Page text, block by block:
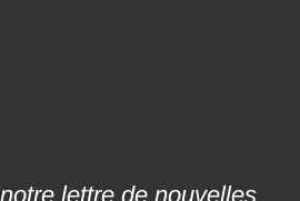
lettre de nouvelles